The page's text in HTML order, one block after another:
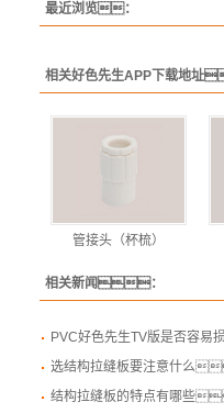
最近浏览：
相关好色先生APP下载地址
管接头（杯梳）
相关新闻：
PVC好色先生TV版是否容
选结构拉缝板要注意什么
结构拉缝板的特点有哪些